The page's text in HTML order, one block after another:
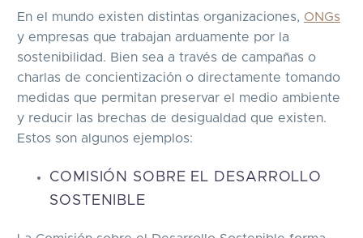
En el mundo existen distintas organizaciones, ONGs
y empresas que trabajan arduamente por la
sostenibilidad. Bien sea a través de campañas o
charlas de concientización o directamente tomando
medidas que permitan preservar el medio ambiente
y reducir las brechas de desigualdad que existen.
Estos son algunos ejemplos:
COMISIÓN SOBRE EL DESARROLLO
SOSTENIBLE